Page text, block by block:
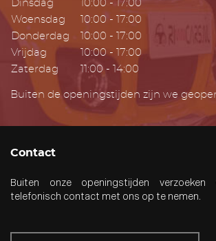
Dinsdag
10:00 - 17:00
Woensdag
10:00 - 17:00
Donderdag
10:00 - 17:00
Vrijdag
10:00 - 17:00
Zaterdag
11:00 - 14:00
Buiten de openingstijden zijn we
Contact
Buiten onze openingstijden
telefonisch contact met ons op te nemen.